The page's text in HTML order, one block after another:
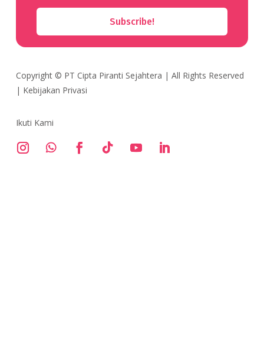
Subscribe!
Copyright © PT Cipta Piranti Sejahtera | All Rights Reserved
| Kebijakan Privasi
Ikuti Kami